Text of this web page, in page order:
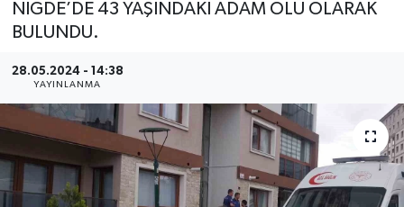
NİĞDE’DE 43 YAŞINDAKİ ADAM ÖLÜ OLARAK
BULUNDU.
28.05.2024 - 14:38
YAYINLANMA
SAĞLIK
KÜLTÜR SANAT
MAGAZİN
YEREL
Son Dakika Haberleri